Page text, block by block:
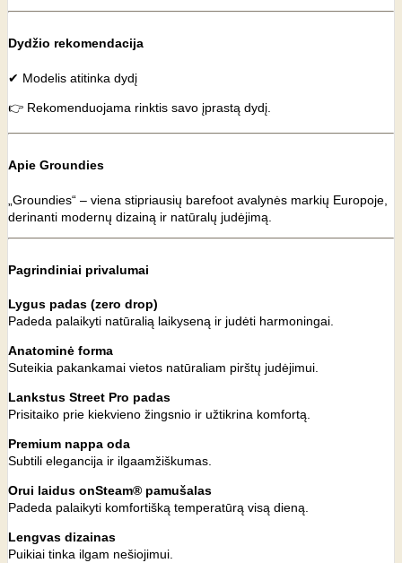
Dydžio rekomendacija
✔ Modelis atitinka dydį
👉 Rekomenduojama rinktis savo įprastą dydį.
Apie Groundies
„Groundies“ – viena stipriausių barefoot avalynės markių Europoje,
derinanti modernų dizainą ir natūralų judėjimą.
Pagrindiniai privalumai
Lygus padas (zero drop)
Padeda palaikyti natūralią laikyseną ir judėti harmoningai.
Anatominė forma
Suteikia pakankamai vietos natūraliam pirštų judėjimui.
Lankstus Street Pro padas
Prisitaiko prie kiekvieno žingsnio ir užtikrina komfortą.
Premium nappa oda
Subtili elegancija ir ilgaamžiškumas.
Orui laidus onSteam® pamušalas
Padeda palaikyti komfortišką temperatūrą visą dieną.
Lengvas dizainas
Puikiai tinka ilgam nešiojimui.